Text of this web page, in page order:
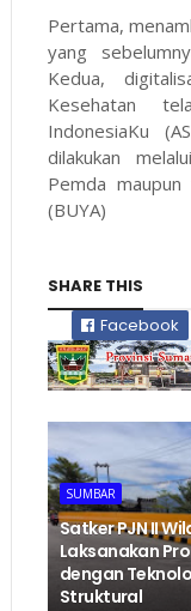
Pertama,
yang
Kedua,
Kesehatan
IndonesiaKu
dilakukan
Pemda
(BUYA)
SHARE THIS
Facebook
SUMBAR
‎Satker PJN II
Laksanakan
dengan
Struktural ‎